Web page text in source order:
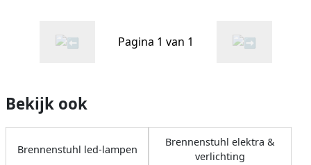
Pagina 1 van 1
Bekijk ook
Brennenstuhl led-lampen
Brennenstuhl elektra &
verlichting